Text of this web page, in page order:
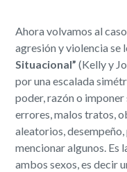
Ahora volvamos al
agresión y violencia se
Situacional” ​(Kelly y
por una escalada
poder, razón o
errores, malos tratos,
aleatorios,
mencionar algunos. Es
ambos sexos​, es decir